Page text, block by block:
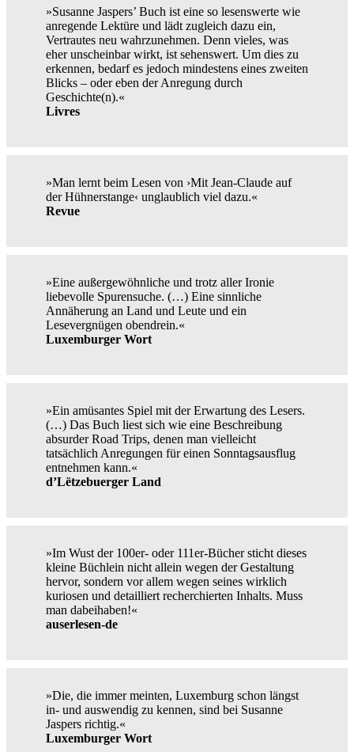
»Susanne Jaspers’ Buch ist eine so lesenswerte wie
anregende Lektüre und lädt zugleich dazu ein,
Vertrautes neu wahrzunehmen. Denn vieles, was
eher unscheinbar wirkt, ist sehenswert. Um dies zu
erkennen, bedarf es jedoch mindestens eines zweiten
Blicks – oder eben der Anregung durch
Geschichte(n).«
Livres
»Man lernt beim Lesen von ›Mit Jean-Claude auf
der Hühnerstange‹ unglaublich viel dazu.«
Revue
»Eine außergewöhnliche und trotz aller Ironie
liebevolle Spurensuche. (…) Eine sinnliche
Annäherung an Land und Leute und ein
Lesevergnügen obendrein.«
Luxemburger Wort
»Ein amüsantes Spiel mit der Erwartung des Lesers.
(…) Das Buch liest sich wie eine Beschreibung
absurder Road Trips, denen man vielleicht
tatsächlich Anregungen für einen Sonntagsausflug
entnehmen kann.«
d’Lëtzebuerger Land
»Im Wust der 100er- oder 111er-Bücher sticht dieses
kleine Büchlein nicht allein wegen der Gestaltung
hervor, sondern vor allem wegen seines wirklich
kuriosen und detailliert recherchierten Inhalts. Muss
man dabeihaben!«
auserlesen-de
»Die, die immer meinten, Luxemburg schon längst
in- und auswendig zu kennen, sind bei Susanne
Jaspers richtig.«
Luxemburger Wort